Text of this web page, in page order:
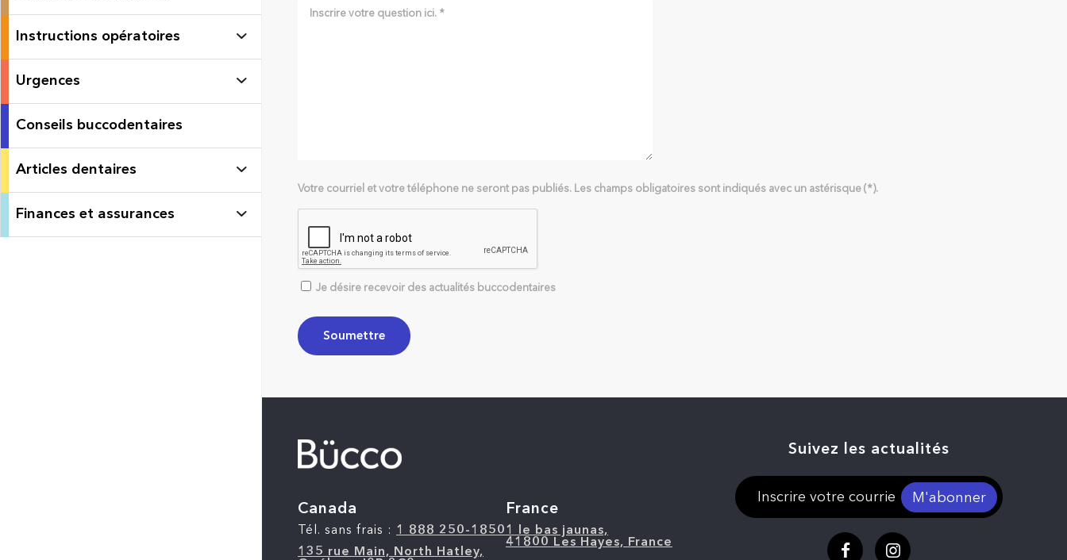
Instructions opératoires
Urgences
Conseils buccodentaires
Articles dentaires
Finances et assurances
Votre courriel et votre téléphone ne seront pas publiés. Les champs obligatoires sont indiqués avec un astérisque (*).
Je désire recevoir des actualités buccodentaires
Canada
Tél. sans frais : 1 888 250-1850
135 rue Main, North Hatley,
France
1 le bas jaunas,
41800 Les Hayes, France
Suivez les actualités
M'abonner